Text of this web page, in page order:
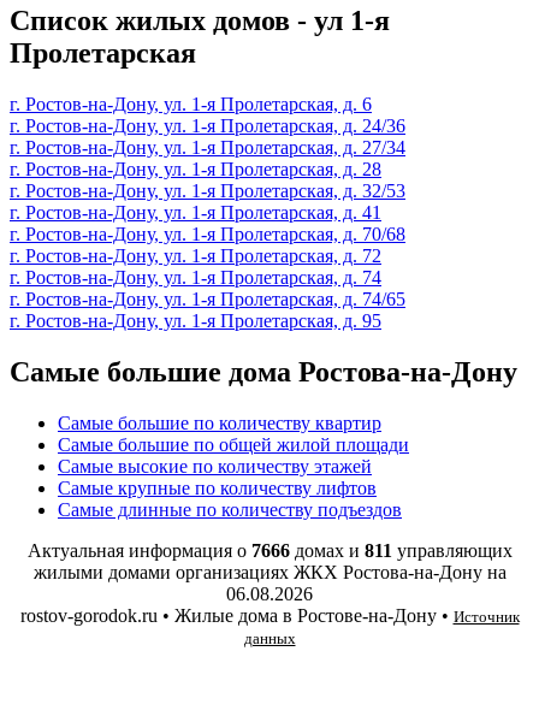
Список жилых домов - ул 1-я
Пролетарская
г. Ростов-на-Дону, ул. 1-я Пролетарская, д. 6
г. Ростов-на-Дону, ул. 1-я Пролетарская, д. 24/36
г. Ростов-на-Дону, ул. 1-я Пролетарская, д. 27/34
г. Ростов-на-Дону, ул. 1-я Пролетарская, д. 28
г. Ростов-на-Дону, ул. 1-я Пролетарская, д. 32/53
г. Ростов-на-Дону, ул. 1-я Пролетарская, д. 41
г. Ростов-на-Дону, ул. 1-я Пролетарская, д. 70/68
г. Ростов-на-Дону, ул. 1-я Пролетарская, д. 72
г. Ростов-на-Дону, ул. 1-я Пролетарская, д. 74
г. Ростов-на-Дону, ул. 1-я Пролетарская, д. 74/65
г. Ростов-на-Дону, ул. 1-я Пролетарская, д. 95
Самые большие дома Ростова-на-Дону
Самые большие по количеству квартир
Самые большие по общей жилой площади
Самые высокие по количеству этажей
Самые крупные по количеству лифтов
Самые длинные по количеству подъездов
Актуальная информация о 7666 домах и 811 управляющих
жилыми домами организациях ЖКХ Ростова-на-Дону на
06.08.2026
rostov-gorodok.ru • Жилые дома в Ростове-на-Дону • Источник
данных